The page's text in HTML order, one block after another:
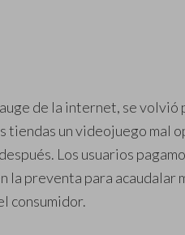
de la internet, se volvió
tiendas un videojuego mal
Los usuarios
la preventa para acaudalar
consumidor.